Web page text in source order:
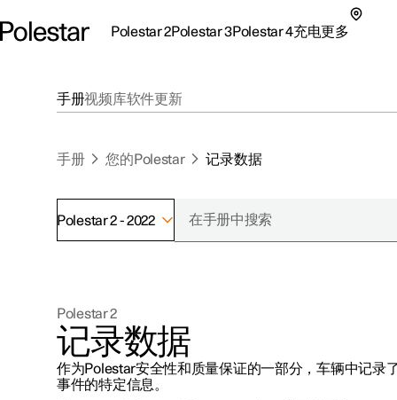
Polestar 2Polestar 3Polestar 4充电更多
联系我们
极星官方二手车
探索Polestar 3
联系我们
公共充电
家庭充电
车主服务
注册新闻
（在新窗
手册视频库软件更新
手册 您的Polestar 记录数据
Polestar 2 - 2022
Polestar 2
记录数据
作为Polestar安全性和质量保证的一部分，车辆中记录
事件的特定信息。